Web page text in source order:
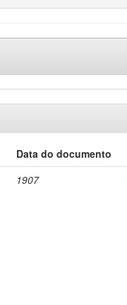
Data do documento
1907